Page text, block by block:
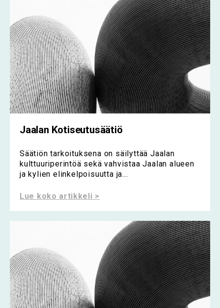
Jaalan Kotiseutusäätiö
Säätiön tarkoituksena on säilyttää Jaalan
kulttuuriperintöä sekä vahvistaa Jaalan alueen
ja kylien elinkelpoisuutta ja...
Lue koko artikkeli >